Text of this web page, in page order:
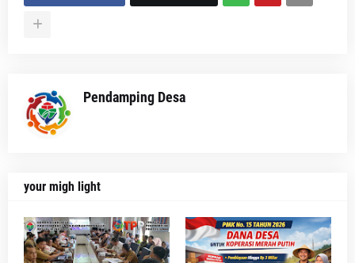
Pendamping Desa
your migh light